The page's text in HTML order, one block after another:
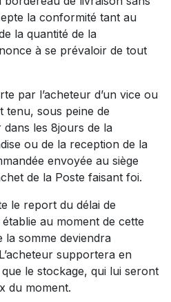
la conformité tant au
la quantité de la
à se prévaloir de tout
par l’acheteur d’un vice ou
tenu, sous peine de
les 8jours de la
ou de la reception de la
envoyée au siège
de la Poste faisant foi.
le report du délai de
au moment de cette
la somme deviendra
supportera en
le stockage, qui lui seront
du moment.